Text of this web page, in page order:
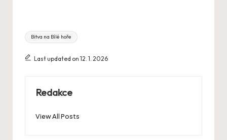
Tags:
Bitva na Bílé hoře
Last updated on 12. 1. 2026
Redakce
View All Posts